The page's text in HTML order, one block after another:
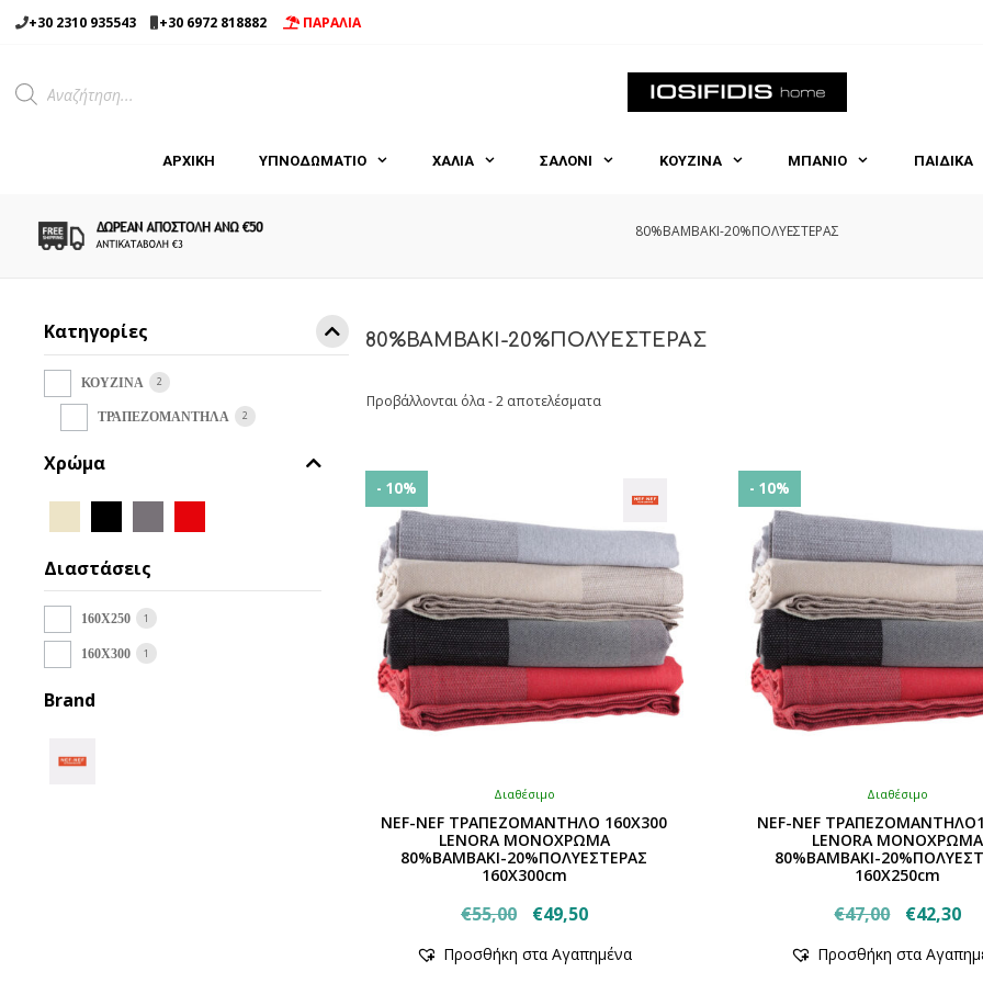
Μετάβαση
σε
+30 2310 935543 +30 6972 818882 ΠΑΡΑΛΙΑ
Products
search
ΑΡΧΙΚΉ ΥΠΝΟΔΩΜΑΤΙΟ ΧΑΛΙΑ ΣΑΛΟΝΙ ΚΟΥΖΙΝΑ ΜΠΑΝΙΟ ΠΑΙΔΙΚΑ
80%ΒΑΜΒΑΚΙ-20%ΠΟΛΥΕΣΤΕΡΑΣ
80%ΒΑΜΒΑΚΙ-20%ΠΟΛΥΕΣΤΕΡΑΣ
Προβάλλονται όλα - 2 αποτελέσματα
- 10%
Διαθέσιμο
NEF-NEF ΤΡΑΠΕΖΟΜΑΝΤΗΛΟ 160Χ300
LENORA ΜΟΝΟΧΡΩΜΑ
80%ΒΑΜΒΑΚΙ-20%ΠΟΛΥΕΣΤΕΡΑΣ
160Χ300cm
€55,00
Original
was:
€49,50Η
τιμή
το
Προσθήκη στα Αγαπημένα
- 10%
Διαθέσιμο
NEF-NEF
LENORA ΜΟΝΟΧΡΩΜΑ
80%ΒΑΜΒΑΚΙ-
160Χ250cm
€47,00
Original
was:
€42,30Η
το
Προσθήκη στα
Κατηγορίες
ΚΟΥΖΙΝΑ 2
ΤΡΑΠΕΖΟΜΑΝΤΗΛΑ 2
Χρώμα
Διαστάσεις
160Χ250 1
160Χ300 1
Brand